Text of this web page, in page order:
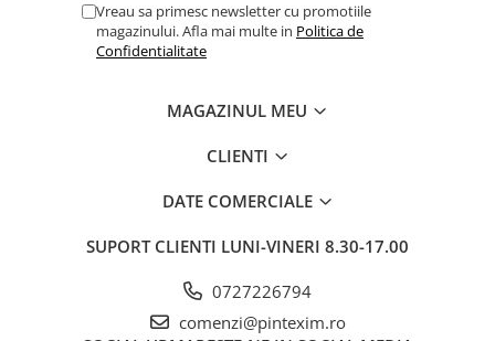
Carti si jocuri pentru copii
Diverse articole pentru scoala
Produse curatenie
Cerneala si rezerva pentru stilou
Vreau sa primesc newsletter cu promotiile
magazinului. Afla mai multe in Politica de
Confidentialitate
MAGAZINUL MEU
CLIENTI
DATE COMERCIALE
SUPORT CLIENTI LUNI-VINERI 8.30-17.00
0727226794
comenzi@pintexim.ro